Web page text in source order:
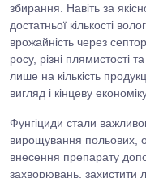
збирання. Навіть за
достатньої кількості
врожайність через
росу, різні плямистості
лише на кількість
вигляд і кінцеву
Фунгіциди стали
вирощування польових,
внесення препарату
захворювань, захистити